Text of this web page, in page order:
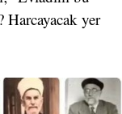
Harcayacak yer